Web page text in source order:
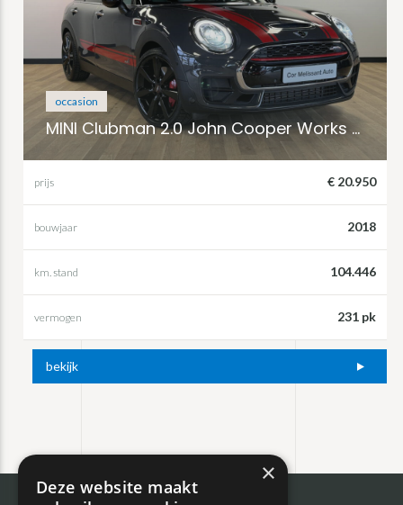
occasion
MINI Clubman 2.0 John Cooper Works ALL4 232 PK
prijs € 20.950
bouwjaar 2018
km. stand 104.446
vermogen 231 pk
bekijk
×
Deze website maakt